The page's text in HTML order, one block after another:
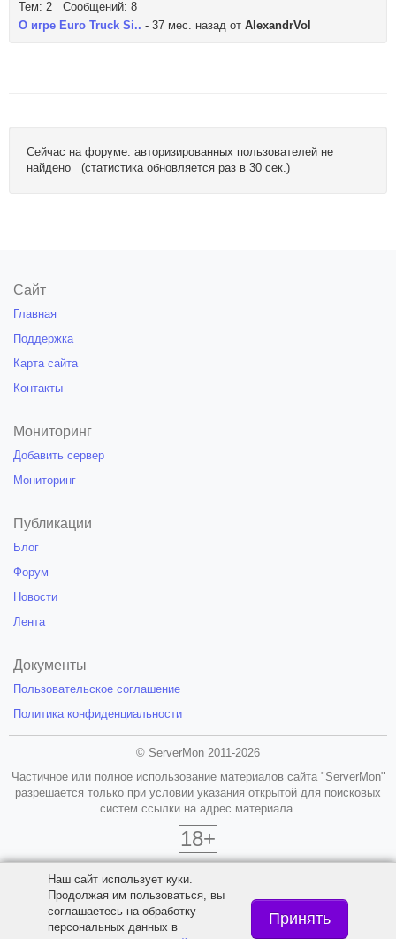
Тем: 2 Сообщений: 8
О игре Euro Truck Si.. - 37 мес. назад от AlexandrVol
Сейчас на форуме: авторизированных пользователей не
найдено (статистика обновляется раз в 30 сек.)
Сайт
Главная
Поддержка
Карта сайта
Контакты
Мониторинг
Добавить сервер
Мониторинг
Публикации
Блог
Форум
Новости
Лента
Документы
Пользовательское соглашение
Политика конфиденциальности
© ServerMon 2011-2026
Частичное или полное использование материалов сайта "ServerMon"
разрешается только при условии указания открытой для поисковых
систем ссылки на адрес материала.
18+
Наш сайт использует куки.
Продолжая им пользоваться, вы
соглашаетесь на обработку
персональных данных в
Принять